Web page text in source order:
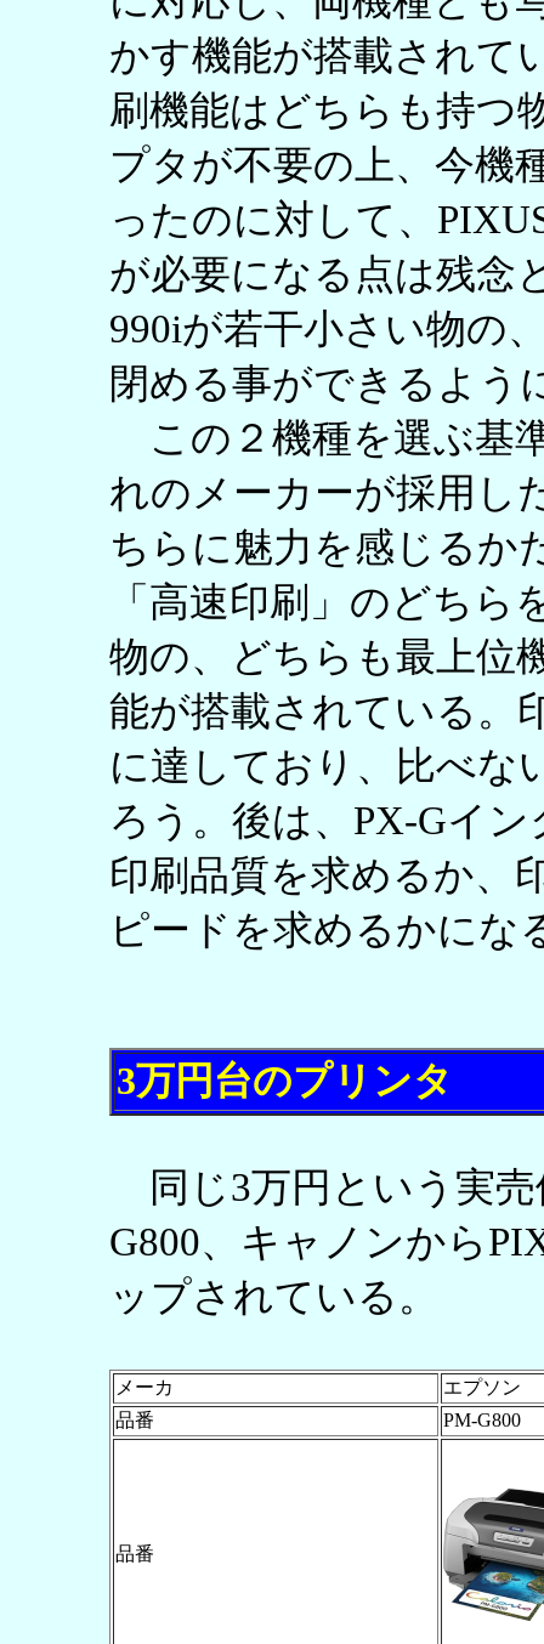
かす機能が搭載されて
刷機能はどちらも持つ
プタが不要の上、今機
ったのに対して、
が必要になる点は残念
990iが若干小さい物の
閉める事ができるよう
この２機種を選ぶ基
れのメーカーが採用し
ちらに魅力を感じるか
「高速印刷」のどち
物の、どちらも最上位
能が搭載されている。
に達しており、比べな
ろう。後は、PX-Gイ
印刷品質を求めるか、
ピードを求めるかにな
3万円台のプリンタ
同じ3万円という実売
G800、キャノンから
ップされている。
メーカ
エプソン
品番
PM-G800
品番